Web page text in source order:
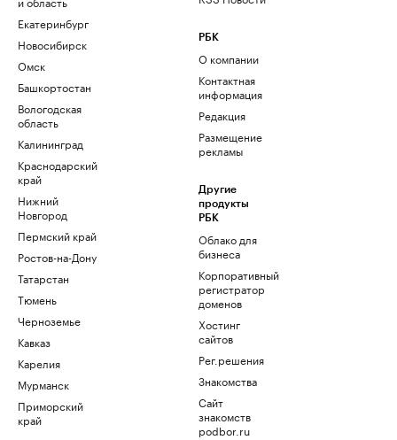
Екатеринбург
Новосибирск
Омск
Башкортостан
Вологодская
область
Калининград
Краснодарский
край
Нижний
Новгород
Пермский край
Ростов-на-Дону
Татарстан
Тюмень
Черноземье
Кавказ
Карелия
Мурманск
Приморский
край
РБК
О компании
Контактная
информация
Редакция
Размещение
рекламы
Другие
продукты
РБК
Облако для
бизнеса
Корпоративный
регистратор
доменов
Хостинг
сайтов
Рег.решения
Знакомства
Сайт
знакомств
podbor.ru